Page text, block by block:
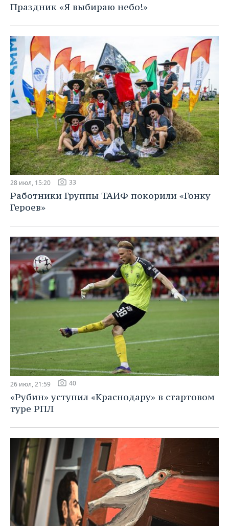
Праздник «Я выбираю небо!»
28 июл, 15:20 33
Работники Группы ТАИФ покорили «Гонку
Героев»
26 июл, 21:59 40
«Рубин» уступил «Краснодару» в стартовом
туре РПЛ